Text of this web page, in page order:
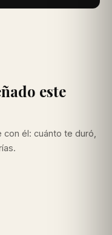
este
él: cuánto te duró,